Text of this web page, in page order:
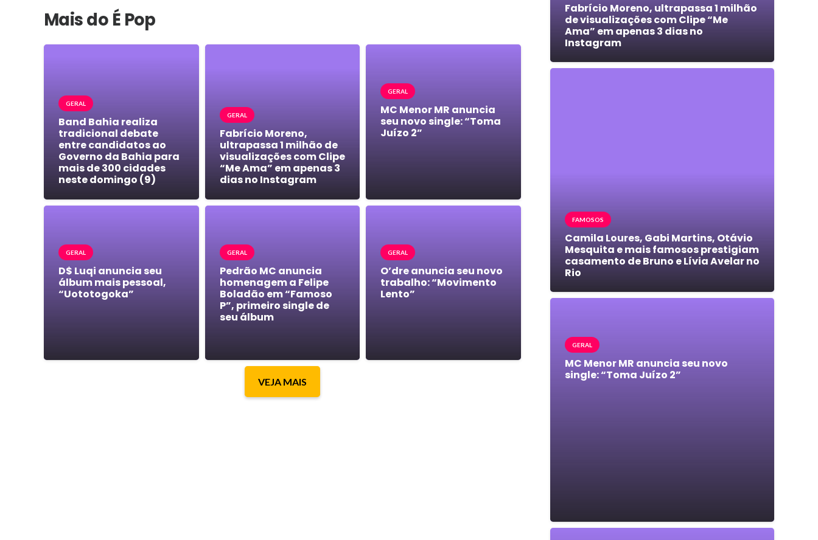
Mais do É Pop
GERAL
Band Bahia realiza
tradicional debate
entre candidatos ao
Governo da Bahia para
mais de 300 cidades
neste domingo (9)
GERAL
Fabrício Moreno,
ultrapassa 1 milhão de
visualizações com Clipe
“Me Ama” em apenas 3
dias no Instagram
GERAL
MC Menor MR anuncia
seu novo single: “Toma
Juízo 2”
GERAL
D$ Luqi anuncia seu
álbum mais pessoal,
“Uototogoka”
GERAL
Pedrão MC anuncia
homenagem a Felipe
Boladão em “Famoso
P”, primeiro single de
seu álbum
GERAL
O’dre anuncia seu novo
trabalho: “Movimento
Lento”
VEJA MAIS
Fabrício Moreno, ultrapassa 1 milhão
de visualizações com Clipe “Me
Ama” em apenas 3 dias no
Instagram
FAMOSOS
Camila Loures, Gabi Martins, Otávio
Mesquita e mais famosos prestigiam
casamento de Bruno e Lívia Avelar no
Rio
GERAL
MC Menor MR anuncia seu novo
single: “Toma Juízo 2”